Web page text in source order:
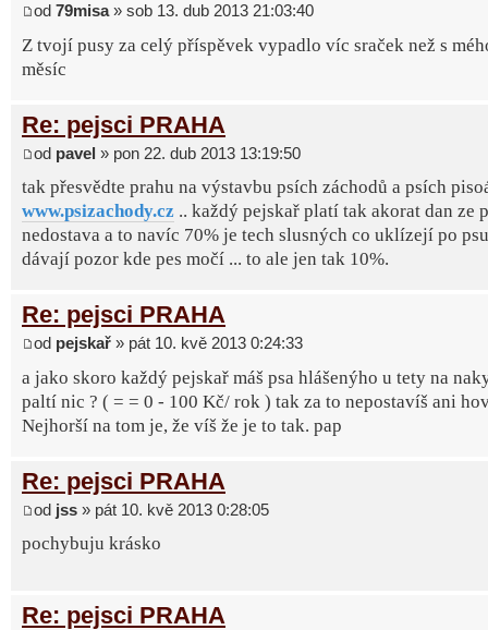
od 79misa» sob 13. dub 2013 21:03:40
Z tvojí pusy za celý příspěvek vypadlo víc sraček než s
měsíc
Re: pejsci PRAHA
od pavel » pon 22. dub 2013 13:19:50
tak přesvědte prahu na výstavbu psích záchodů a psích
www.psizachody.cz .. každý pejskař platí tak akorat dan ze
nedostava a to navíc 70% je tech slusných co uklízejí po
dávají pozor kde pes močí ... to ale jen tak 10%.
Re: pejsci PRAHA
od pejskař » pát 10. kvě 2013 0:24:33
a jako skoro každý pejskař máš psa hlášenýho u tety na
paltí nic ? ( = = 0 - 100 Kč/ rok ) tak za to nepostavíš ani
Nejhorší na tom je, že víš že je to tak. pap
Re: pejsci PRAHA
od jss » pát 10. kvě 2013 0:28:05
pochybuju krásko
Re: pejsci PRAHA